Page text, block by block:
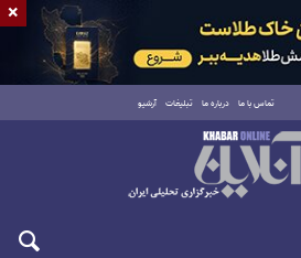
تماس با ما درباره ما تبلیغات آرشیو
×